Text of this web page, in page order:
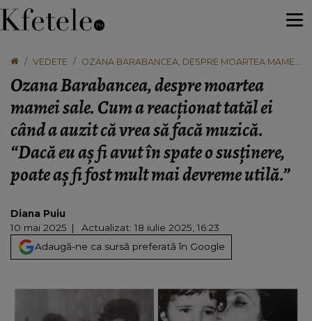
VEDETE
OZANA BARABANCEA, DESPRE MOARTEA MAMEI
CĂ VREA SĂ FACĂ MUZICĂ. “DACĂ EU AȘ FI AVUT
ÎN SPATE O SUSȚINERE, POATE AȘ FI FOST MULT
MAI DEVREME UTILĂ.”
Ozana Barabancea, despre moartea
mamei sale. Cum a reacționat tatăl ei
când a auzit că vrea să facă muzică.
“Dacă eu aș fi avut în spate o susținere,
poate aș fi fost mult mai devreme utilă.”
Diana Puiu
10 mai 2025
Actualizat: 18 iulie 2025, 16:23
Adaugă-ne ca sursă preferată în Google